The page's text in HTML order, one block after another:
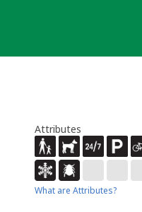
Attributes
What are Attributes?